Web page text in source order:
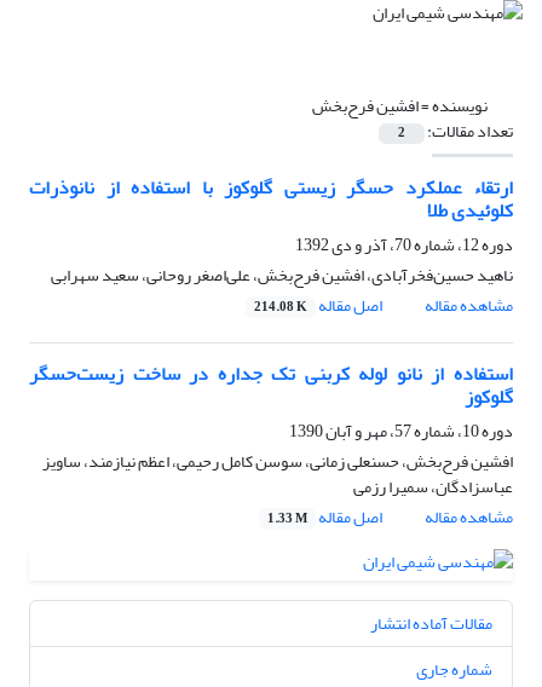
نویسنده =افشین فرح‌بخش
تعداد مقالات: 2
ارتقاء عملکرد ‌حسگر زیستی گلوکوز با استفاده از نانوذرات
کلوئیدی طلا
دوره 12، شماره 70، آذر و دی 1392
ناهید حسین‌فخرآبادی، افشین فرح‌بخش، علی‌اصغر روحانی، سعید سهرابی
مشاهده مقاله
اصل مقاله 214.08 K
استفاده از نانو لوله کربنی تک جداره در ساخت زیست‌حسگر
گلوکوز
دوره 10، شماره 57، مهر و آبان 1390
افشین فرح‌بخش، حسنعلی زمانی، سوسن کامل رحیمی، اعظم نیازمند، ساویز
عباسزادگان، سمیرا رزمی
مشاهده مقاله
اصل مقاله 1.33 M
مقالات آماده انتشار
شماره جاری